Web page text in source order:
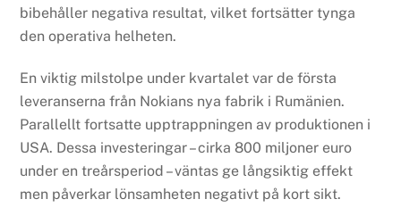
bibehåller negativa resultat, vilket fortsätter tynga
den operativa helheten.
En viktig milstolpe under kvartalet var de första
leveranserna från Nokians nya fabrik i Rumänien.
Parallellt fortsatte upptrappningen av produktionen i
USA. Dessa investeringar – cirka 800 miljoner euro
under en treårsperiod – väntas ge långsiktig effekt
men påverkar lönsamheten negativt på kort sikt.